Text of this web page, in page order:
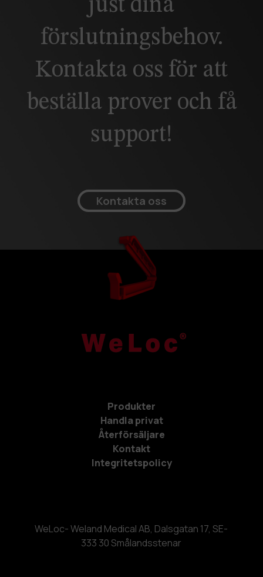
just dina
förslutningsbehov.
Kontakta oss för att
beställa prover och få
support!
Kontakta oss
Produkter
Handla privat
Återförsäljare
Kontakt
Integritetspolicy
WeLoc- Weland Medical AB, Dalsgatan 17, SE-
333 30 Smålandsstenar